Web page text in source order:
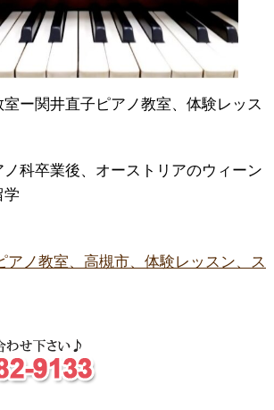
ー関井直子ピアノ教室、体験レッス
科卒業後、オーストリアのウィーン
学
アノ教室、高槻市、体験レッスン、ス